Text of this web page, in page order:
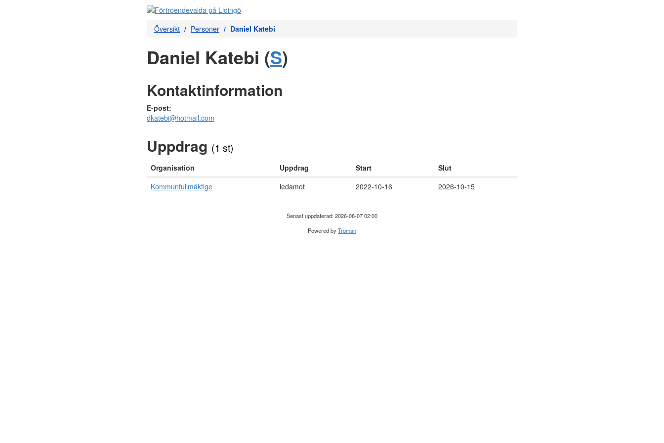
Översikt Personer Daniel Katebi
Daniel Katebi (S)
Kontaktinformation
E-post:
dkatebi@hotmail.com
Uppdrag (1 st)
Organisation Uppdrag Start
Slut
Kommunfullmäktige
ledamot 2022-10-16 2026-10-15
Senast uppdaterad: 2026-08-07 02:00
Powered byTroman